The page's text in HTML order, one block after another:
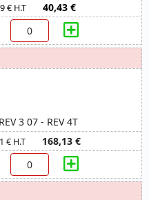
€ H.T 40,43 €
3 07 - REV 4T
€ H.T 168,13 €